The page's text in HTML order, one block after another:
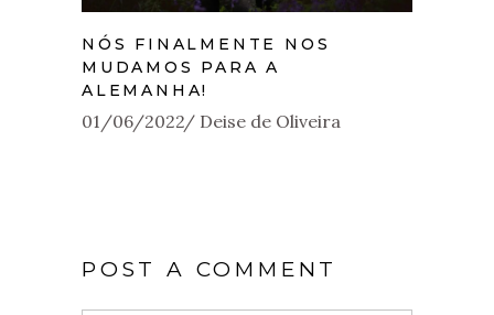
NÓS FINALMENTE NOS
MUDAMOS PARA A
ALEMANHA!
01/06/2022 Deise de Oliveira
POST A COMMENT